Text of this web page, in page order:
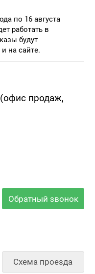
по 16 августа
работать в
будут
на сайте.
продаж,
Обратный звонок
Схема проезда